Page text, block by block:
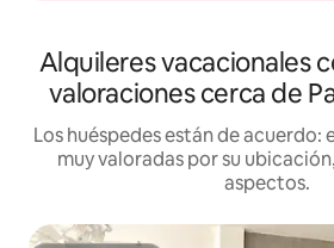
Alquileres vacacionales
valoraciones cerca de
Los huéspedes están de acuerdo:
muy valoradas por su
aspectos.